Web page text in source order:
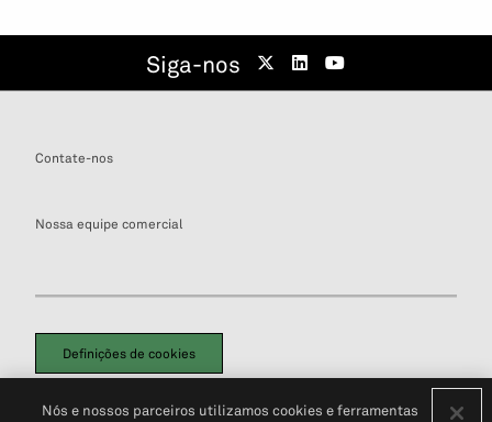
Siga-nos
Contate-nos
Nossa equipe comercial
Definições de cookies
Política de PrivacidadePortal de privacidade do cliente (em inglês)
Nós e nossos parceiros utilizamos cookies e ferramentas